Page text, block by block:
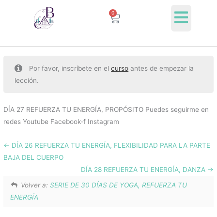
0
Cart
Por favor, inscríbete en elcurso antes de empezar la
lección.
DÍA 27 REFUERZA TU ENERGÍA, PROPÓSITO Puedes seguirme en
redes Youtube Facebook-f Instagram
DÍA 26 REFUERZA TU ENERGÍA, FLEXIBILIDAD PARA LA PARTE
BAJA DEL CUERPO
DÍA 28 REFUERZA TU ENERGÍA, DANZA
Volver a:SERIE DE 30 DÍAS DE YOGA, REFUERZA TU
ENERGÍA